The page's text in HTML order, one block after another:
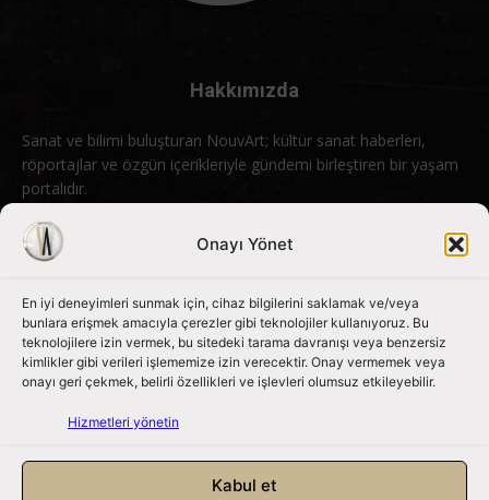
Onayı Yönet
En iyi deneyimleri sunmak için, cihaz bilgilerini saklamak ve/veya
bunlara erişmek amacıyla çerezler gibi teknolojiler kullanıyoruz. Bu
teknolojilere izin vermek, bu sitedeki tarama davranışı veya benzersiz
kimlikler gibi verileri işlememize izin verecektir. Onay vermemek veya
onayı geri çekmek, belirli özellikleri ve işlevleri olumsuz etkileyebilir.
Hizmetleri yönetin
Kabul et
Hakkımızda
Sanat ve bilimi buluşturan NouvArt; kültür sanat haberleri,
röportajlar ve özgün içerikleriyle gündemi birleştiren bir yaşam
portalıdır.
Bizimle iletişime geçin: info@nouvart.net
Bizi Takip Edin